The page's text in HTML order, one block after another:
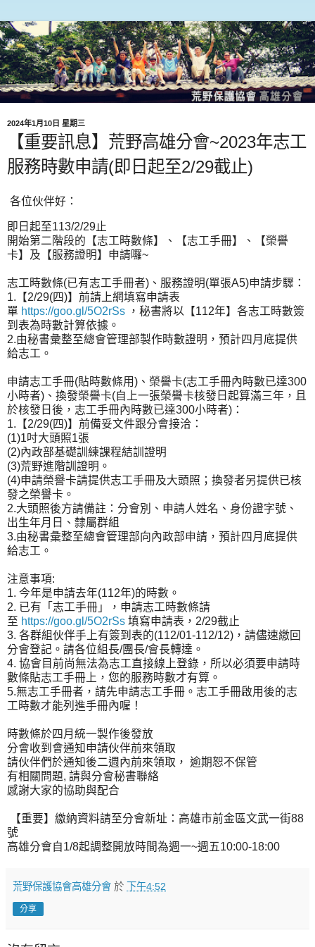
2024年1月10日 星期三
【重要訊息】荒野高雄分會~2023年志工
服務時數申請(即日起至2/29截止)
各位伙伴好：
即日起至113/2/29止
開始第二階段的【志工時數條】、【志工手冊】、【榮譽
卡】及【服務證明】申請囉~
志工時數條(已有志工手冊者)、服務證明(單張A5)申請步驟：
1.【2/29(四)】前請上網填寫申請表
單 https://goo.gl/5O2rSs ，秘書將以【112年】各志工時數簽
到表為時數計算依據。
2.由秘書彙整至總會管理部製作時數證明，預計四月底提供
給志工。
申請志工手冊(貼時數條用)、榮譽卡(志工手冊內時數已達300
小時者)、換發榮譽卡(自上一張榮譽卡核發日起算滿三年，且
於核發日後，志工手冊內時數已達300小時者)：
1.【2/29(四)】前備妥文件跟分會接洽：
(1)1吋大頭照1張
(2)內政部基礎訓練課程結訓證明
(3)荒野進階訓證明。
(4)申請榮譽卡請提供志工手冊及大頭照；換發者另提供已核
發之榮譽卡。
2.大頭照後方請備註：分會別、申請人姓名、身份證字號、
出生年月日、隸屬群組
3.由秘書彙整至總會管理部向內政部申請，預計四月底提供
給志工。
注意事項:
1. 今年是申請去年(112年)的時數。
2. 已有「志工手冊」，申請志工時數條請
至 https://goo.gl/5O2rSs 填寫申請表，2/29截止
3. 各群組伙伴手上有簽到表的(112/01-112/12)，請儘速繳回
分會登記。請各位組長/團長/會長轉達。
4. 協會目前尚無法為志工直接線上登錄，所以必須要申請時
數條貼志工手冊上，您的服務時數才有算。
5.無志工手冊者，請先申請志工手冊。志工手冊啟用後的志
工時數才能列進手冊內喔！
時數條於四月統一製作後發放
分會收到會通知申請伙伴前來領取
請伙伴們於通知後二週內前來領取， 逾期恕不保管
有相關問題, 請與分會秘書聯絡
感謝大家的協助與配合
【重要】繳納資料請至分會新址：高雄市前金區文武一街88
號
高雄分會自1/8起調整開放時間為週一~週五10:00-18:00
荒野保護協會高雄分會 於 下午4:52
分享